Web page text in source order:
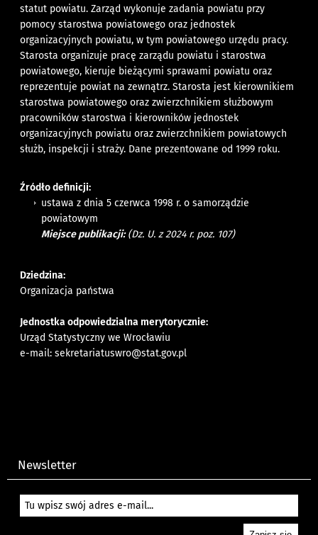
statut powiatu. Zarząd wykonuje zadania powiatu przy
pomocy starostwa powiatowego oraz jednostek
organizacyjnych powiatu, w tym powiatowego urzędu pracy.
Starosta organizuje pracę zarządu powiatu i starostwa
powiatowego, kieruje bieżącymi sprawami powiatu oraz
reprezentuje powiat na zewnątrz. Starosta jest kierownikiem
starostwa powiatowego oraz zwierzchnikiem służbowym
pracowników starostwa i kierowników jednostek
organizacyjnych powiatu oraz zwierzchnikiem powiatowych
służb, inspekcji i straży. Dane prezentowane od 1999 roku.
Źródło definicji:
ustawa z dnia 5 czerwca 1998 r. o samorządzie
powiatowym
Miejsce publikacji:(Dz. U. z 2024 r. poz. 107)
Dziedzina:
Organizacja państwa
Jednostka odpowiedzialna merytorycznie:
Urząd Statystyczny we Wrocławiu
e-mail:sekretariatuswro@stat.gov.pl
Newsletter